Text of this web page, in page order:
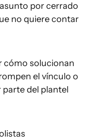
por cerrado
no quiere contar
cómo solucionan
el vínculo o
parte del plantel